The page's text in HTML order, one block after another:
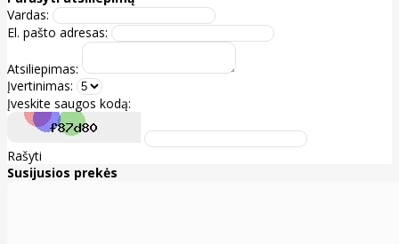
Vardas:
El. pašto adresas:
Atsiliepimas:
Įvertinimas:
Įveskite saugos kodą:
Rašyti
Susijusios prekės